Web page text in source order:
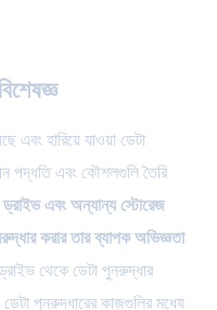
এবং হারিয়ে যাওয়া ডেটা
পদ্ধতি এবং কৌশলগুলি তৈরি
ড্রাইভ এবং অন্যান্য স্টোরেজ
করার তার ব্যাপক অভিজ্ঞতা
থেকে ডেটা পুনরুদ্ধার
ডেটা পুনরুদ্ধারের কাজগুলির মধ্যে